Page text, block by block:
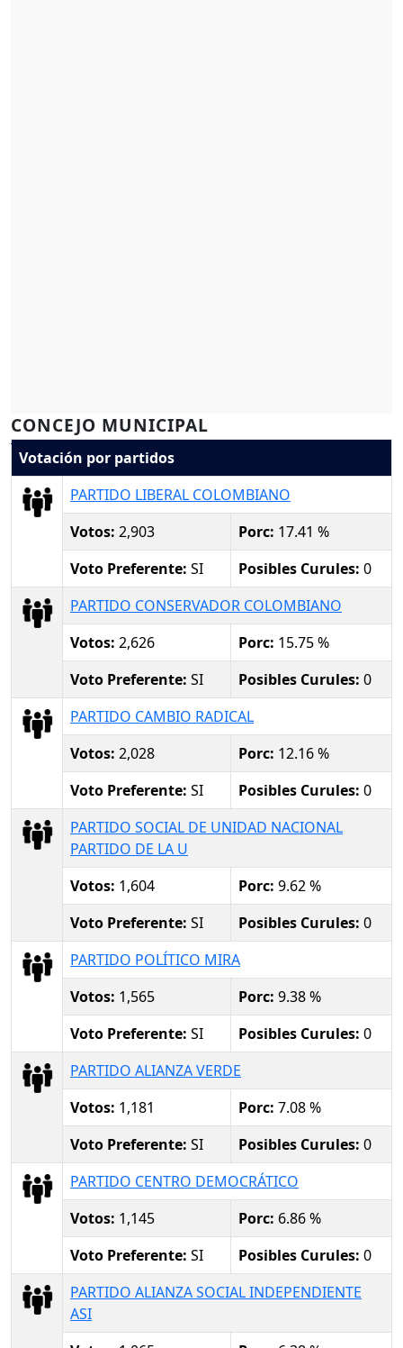
CONCEJO MUNICIPAL
Votación por partidos
PARTIDO LIBERAL COLOMBIANO
Votos: 2,903 Porc: 17.41 %
Voto Preferente: SI Posibles Curules: 0
PARTIDO CONSERVADOR COLOMBIANO
Votos: 2,626 Porc: 15.75 %
Voto Preferente: SI Posibles Curules: 0
PARTIDO CAMBIO RADICAL
Votos: 2,028 Porc: 12.16 %
Voto Preferente: SI Posibles Curules: 0
PARTIDO SOCIAL DE UNIDAD NACIONAL
PARTIDO DE LA U
Votos: 1,604 Porc: 9.62 %
Voto Preferente: SI Posibles Curules: 0
PARTIDO POLÍTICO MIRA
Votos: 1,565 Porc: 9.38 %
Voto Preferente: SI Posibles Curules: 0
PARTIDO ALIANZA VERDE
Votos: 1,181 Porc: 7.08 %
Voto Preferente: SI Posibles Curules: 0
PARTIDO CENTRO DEMOCRÁTICO
Votos: 1,145 Porc: 6.86 %
Voto Preferente: SI Posibles Curules: 0
PARTIDO ALIANZA SOCIAL INDEPENDIENTE
ASI